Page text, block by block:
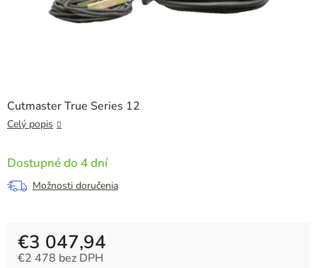
Cutmaster True Series 12
Celý popis
Dostupné do 4 dní
Možnosti doručenia
€3 047,94
€2 478 bez DPH